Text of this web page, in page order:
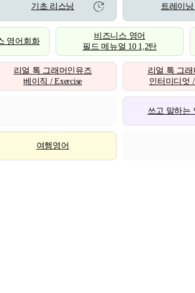
기초 리스닝 트레이닝
영어회화
비즈니스 영어
필드 메뉴얼 10 1,2탄
리얼 톡 그래머인유즈
베이직 / Exercise
리얼 톡 그
인터미디엇 /
쓰고 말하는
여행영어